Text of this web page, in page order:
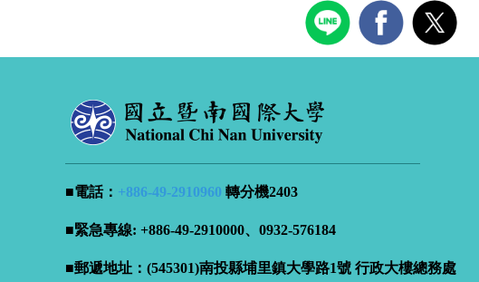
■電話： +886-49-2910960 轉分機2403
■緊急專線: +886-49-2910000、0932-576184
■郵遞地址：(545301)南投縣埔里鎮大學路1號 行政大樓總務處